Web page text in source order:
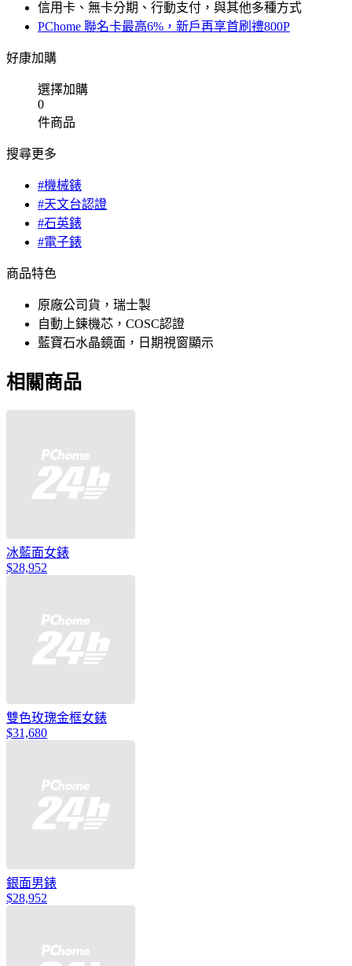
信用卡、無卡分期、行動支付，與其他多種方式
PChome 聯名卡最高6%，新戶再享首刷禮800P
好康加購
選擇加購
0
件商品
搜尋更多
#機械錶
#天文台認證
#石英錶
#電子錶
商品特色
原廠公司貨，瑞士製
自動上鍊機芯，COSC認證
藍寶石水晶鏡面，日期視窗顯示
相關商品
冰藍面女錶
$28,952
雙色玫瑰金框女錶
$31,680
銀面男錶
$28,952